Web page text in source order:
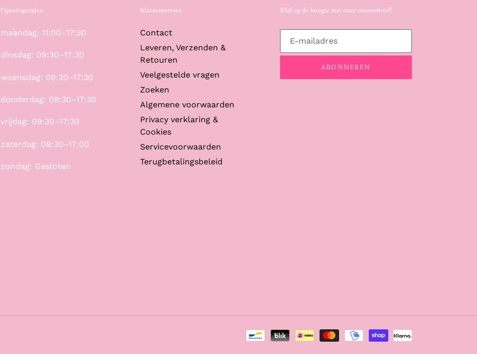
Openingstijden
maandag: 11:00–17:30
dinsdag: 09:30–17:30
woensdag: 09:30–17:30
donderdag: 09:30–17:30
vrijdag: 09:30–17:30
zaterdag: 09:30–17:00
zondag: Gesloten
Klantenservice
Contact
Leveren, Verzenden &
Retouren
Veelgestelde vragen
Zoeken
Algemene voorwaarden
Privacy verklaring &
Cookies
Servicevoorwaarden
Terugbetalingsbeleid
Blijf op de hoogte met onze nieuwsbrief!
ABONNEREN
Betaalmethoden